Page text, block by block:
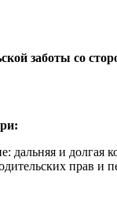
заботы со
и долгая
прав и